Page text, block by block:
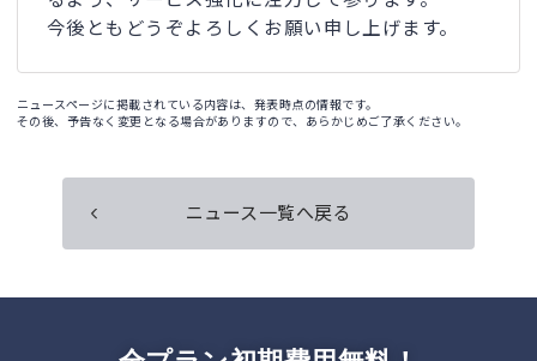
今後ともどうぞよろしくお願い申し上げます。
ニュースページに掲載されている内容は、発表時点の情報です。
その後、予告なく変更となる場合がありますので、あらかじめご了承ください。
ニュース一覧へ戻る